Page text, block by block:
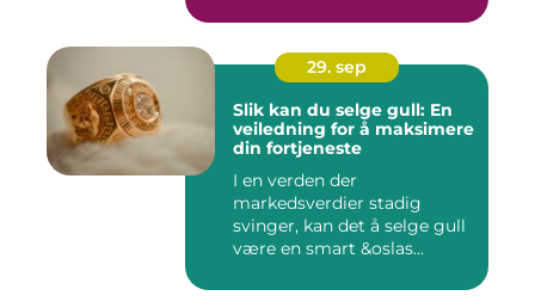
29. sep
Slik kan du selge gull: En
veiledning for å maksimere
din fortjeneste
I en verden der
markedsverdier stadig
svinger, kan det å selge gull
være en smart &oslas...